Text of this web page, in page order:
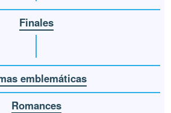
Finales
emblemáticas
Romances